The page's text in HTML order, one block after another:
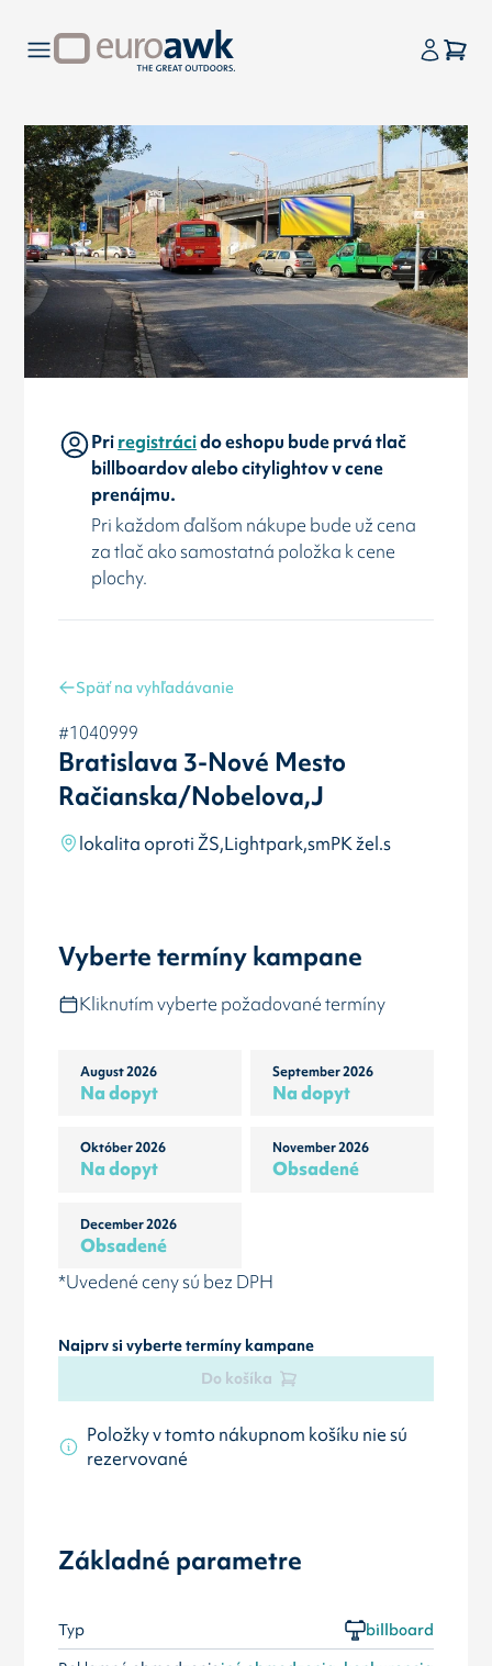
Priregistrácido eshopu bude prvá tlač
billboardov alebo citylightov v cene
prenájmu.
Pri každom ďalšom nákupe bude už cena
za tlač ako samostatná položka k cene
plochy.
Späť na vyhľadávanie
#1040999
Bratislava 3-Nové Mesto
Račianska/Nobelova,J
lokalita oproti ŽS,Lightpark,smPK žel.s
Vyberte termíny kampane
Kliknutím vyberte požadované termíny
August 2026
Na dopyt
September 2026
Na dopyt
Október 2026
Na dopyt
November 2026
Obsadené
December 2026
Obsadené
*Uvedené ceny sú bez DPH
Najprv si vyberte termíny kampane
Do košíka
Položky v tomto nákupnom košíku nie sú
rezervované
Základné parametre
Typ
billboard